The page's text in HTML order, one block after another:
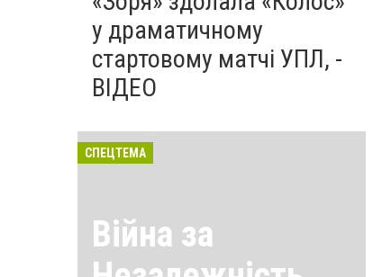
у драматичному
стартовому матчі УПЛ, -
ВІДЕО
СПЕЦТЕМА
Війна за